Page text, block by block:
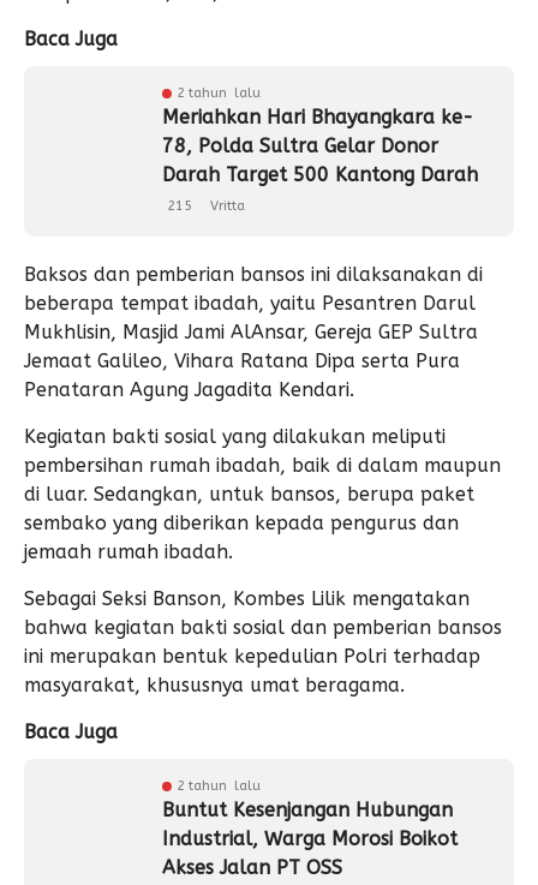
Baca Juga
2 tahun lalu
Meriahkan Hari Bhayangkara ke-
78, Polda Sultra Gelar Donor
Darah Target 500 Kantong Darah
215 Vritta
Baksos dan pemberian bansos ini dilaksanakan di
beberapa tempat ibadah, yaitu Pesantren Darul
Mukhlisin, Masjid Jami AlAnsar, Gereja GEP Sultra
Jemaat Galileo, Vihara Ratana Dipa serta Pura
Penataran Agung Jagadita Kendari.
Kegiatan bakti sosial yang dilakukan meliputi
pembersihan rumah ibadah, baik di dalam maupun
di luar. Sedangkan, untuk bansos, berupa paket
sembako yang diberikan kepada pengurus dan
jemaah rumah ibadah.
Sebagai Seksi Banson, Kombes Lilik mengatakan
bahwa kegiatan bakti sosial dan pemberian bansos
ini merupakan bentuk kepedulian Polri terhadap
masyarakat, khususnya umat beragama.
Baca Juga
2 tahun lalu
Buntut Kesenjangan Hubungan
Industrial, Warga Morosi Boikot
Akses Jalan PT OSS